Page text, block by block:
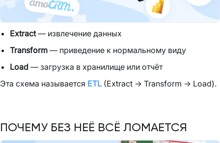
Extract— извлечение данных
Transform — приведение к нормальному виду
Load — загрузка в хранилище или отчёт
Эта схема называется ETL (Extract → Transform → Load).
ПОЧЕМУ БЕЗ НЕЁ ВСЁ ЛОМАЕТСЯ